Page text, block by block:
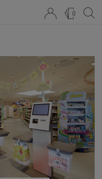
0